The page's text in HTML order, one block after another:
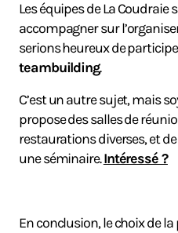
Les équipes de La Coudraie
accompagner sur
serions heureux de
teambuilding.
C’est un autre sujet, mais
propose des salles de
restaurations diverses, et
une séminaire.Intéressé ?
En conclusion, le choix de